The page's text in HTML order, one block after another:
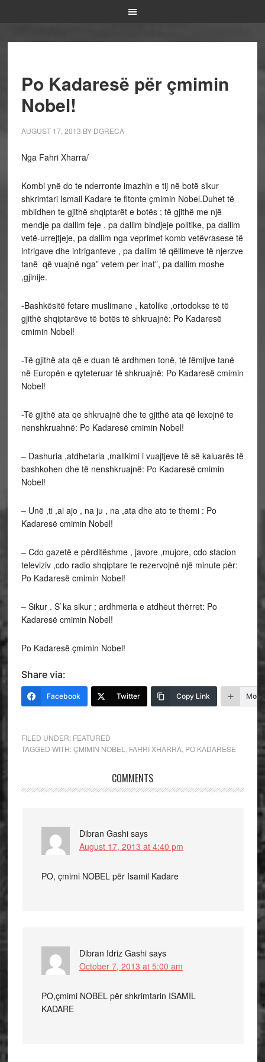
Po Kadaresë për çmimin
Nobel!
AUGUST 17, 2013 BY DGRECA
Nga Fahri Xharra/
Kombi ynë do te nderronte imazhin e tij në botë sikur
shkrimtari Ismail Kadare te fitonte çmimin Nobel.Duhet të
mblidhen te gjithë shqiptarët e botës ; të gjithë me një
mendje pa dallim feje , pa dallim bindjeje politike, pa dallim
vetë-urrejtjeje, pa dallim nga veprimet komb vetëvrasese të
intrigave dhe intriganteve , pa dallim të qëllimeve të njerzve
tanë që vuajnë nga” vetem per inat”, pa dallim moshe
,gjinije.
-Bashkësitë fetare muslimane , katolike ,ortodokse të të
gjithë shqiptarëve të botës të shkruajnë: Po Kadaresë
cmimin Nobel!
-Të gjithë ata që e duan të ardhmen tonë, të fëmijve tanë
në Europën e qyteteruar të shkruajnë: Po Kadaresë cmimin
Nobel!
-Të gjithë ata qe shkruajnë dhe te gjithë ata që lexojnë te
nenshkruahnë: Po Kadaresë cmimin Nobel!
– Dashuria ,atdhetaria ,mallkimi i vuajtjeve të së kaluarës të
bashkohen dhe të nenshkruajnë: Po Kadaresë cmimin
Nobel!
– Unë ,ti ,ai ajo , na ju , na ,ata dhe ato te themi : Po
Kadaresë cmimin Nobel!
– Cdo gazetë e përditëshme , javore ,mujore, cdo stacion
televiziv ,cdo radio shqiptare te rezervojnë një minute për:
Po Kadaresë cmimin Nobel!
– Sikur . S`ka sikur ; ardhmeria e atdheut thërret: Po
Kadaresë cmimin Nobel!
Po Kadaresë çmimin Nobel!
Share via:
Facebook Twitter Copy Link More
FILED UNDER: FEATURED
TAGGED WITH:ÇMIMIN NOBEL FAHRI XHARRA, PO KADARESE
COMMENTS
Dibran Gashi says
August 17, 2013 at 4:40 pm
PO, çmimi NOBEL për Isamil Kadare
Dibran Idriz Gashi says
October 7, 2013 at 5:00 am
PO,çmimi NOBEL për shkrimtarin ISAMIL
KADARE